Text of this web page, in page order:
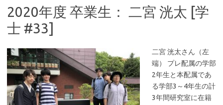
2020年度 卒業生： 二宮 洸太 [学
士 #33]
二宮 洸太さん（左
端） プレ配属の学部
2年生と本配属であ
る学部3～4年生の計
3年間研究室に在籍